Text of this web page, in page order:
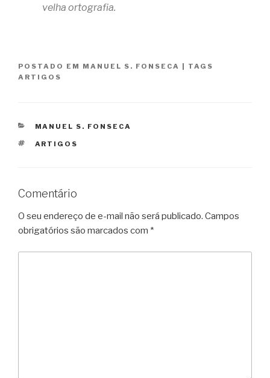
velha ortografia.
POSTADO EM MANUEL S. FONSECA
TAGS
ARTIGOS
CATEGORIAS
MANUEL S. FONSECA
TAGS
ARTIGOS
Comentário
O seu endereço de e-mail não será publicado. Campos
obrigatórios são marcados com *